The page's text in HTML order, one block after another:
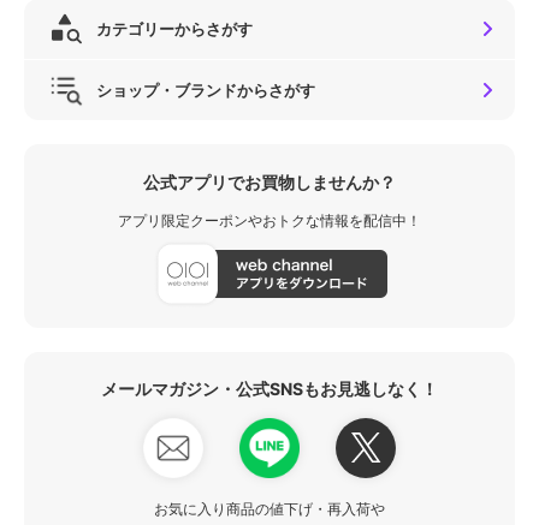
カテゴリーからさがす
ショップ・ブランドからさがす
公式アプリでお買物しませんか？
アプリ限定クーポンやおトクな情報を配信中！
メールマガジン・公式SNSもお見逃しなく！
お気に入り商品の値下げ・再入荷や